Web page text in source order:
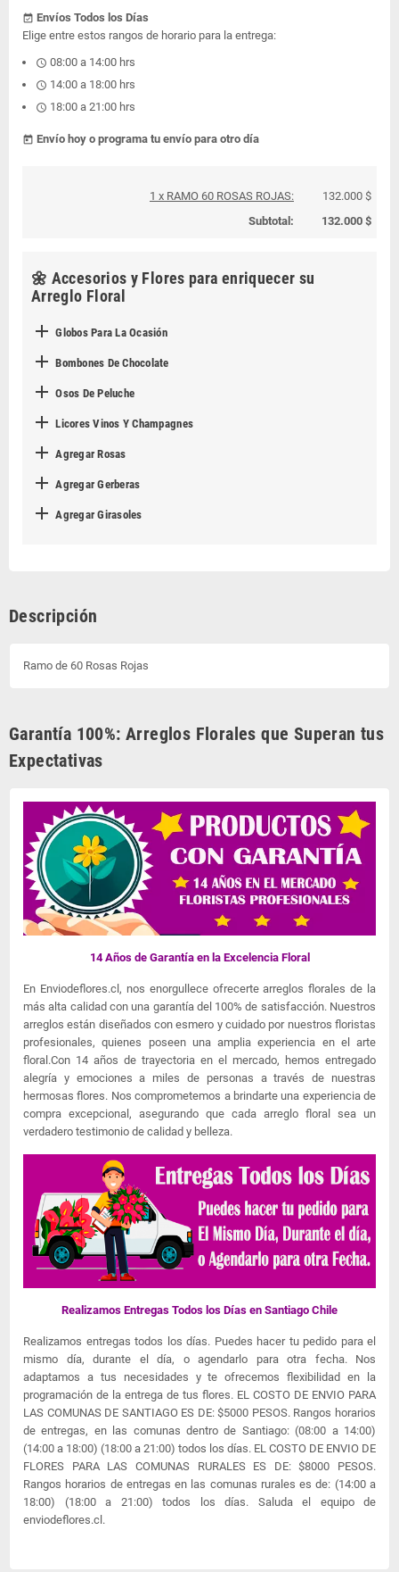
event_available Envíos Todos los Días
Elige entre estos rangos de horario para la entrega:
schedule 08:00 a 14:00 hrs
schedule 14:00 a 18:00 hrs
schedule 18:00 a 21:00 hrs
today Envío hoy o programa tu envío para otro día
1 x RAMO 60 ROSAS ROJAS:
132.000 $
Subtotal:
132.000 $
🌼 Accesorios y Flores para enriquecer su
Arreglo Floral
 Globos Para La Ocasión
 Bombones De Chocolate
 Osos De Peluche
 Licores Vinos Y Champagnes
 Agregar Rosas
 Agregar Gerberas
 Agregar Girasoles
Descripción
Ramo de 60 Rosas Rojas
Garantía 100%: Arreglos Florales que Superan tus
Expectativas
14 Años de Garantía en la Excelencia Floral
En Enviodeflores.cl, nos enorgullece ofrecerte arreglos florales de la
más alta calidad con una garantía del 100% de satisfacción. Nuestros
arreglos están diseñados con esmero y cuidado por nuestros floristas
profesionales, quienes poseen una amplia experiencia en el arte
floral.Con 14 años de trayectoria en el mercado, hemos entregado
alegría y emociones a miles de personas a través de nuestras
hermosas flores. Nos comprometemos a brindarte una experiencia de
compra excepcional, asegurando que cada arreglo floral sea un
verdadero testimonio de calidad y belleza.
Realizamos Entregas Todos los Días en Santiago Chile
Realizamos entregas todos los días. Puedes hacer tu pedido para el
mismo día, durante el día, o agendarlo para otra fecha. Nos
adaptamos a tus necesidades y te ofrecemos flexibilidad en la
programación de la entrega de tus flores. EL COSTO DE ENVIO PARA
LAS COMUNAS DE SANTIAGO ES DE: $5000 PESOS. Rangos horarios
de entregas, en las comunas dentro de Santiago: (08:00 a 14:00)
(14:00 a 18:00) (18:00 a 21:00) todos los días. EL COSTO DE ENVIO DE
FLORES PARA LAS COMUNAS RURALES ES DE: $8000 PESOS.
Rangos horarios de entregas en las comunas rurales es de: (14:00 a
18:00) (18:00 a 21:00) todos los días. Saluda el equipo de
enviodeflores.cl.